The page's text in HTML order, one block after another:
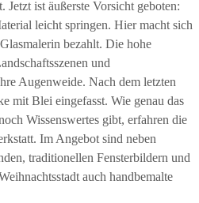
ist äußerste Vorsicht geboten:
leicht springen. Hier macht sich
bezahlt. Die hohe
und
Augenweide. Nach dem letzten
mit Blei eingefasst. Wie genau das
Wissenswertes gibt, erfahren die
Im Angebot sind neben
traditionellen Fensterbildern und
auch handbemalte